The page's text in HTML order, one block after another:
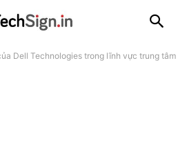
Dell Technologies trong lĩnh vực trung tâm